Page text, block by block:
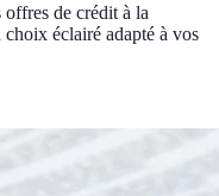
offres de crédit à la
éclairé adapté à vos